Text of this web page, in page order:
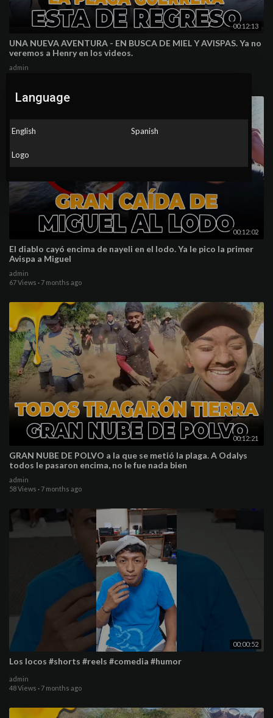
00:12:13
UNA NUEVA AVENTURA - EN BUSCA DE MIEL Y AVISPAS. Ya no
veremos a Henry en los videos.
admin
00:12:02
El diablo cayó encima de nayeli en el lodo. Ya le pico la primer
Avispa a Miguel
admin
67 Views ·7 months ago
00:12:21
GRAN NUBE DE POLVO a la que se metió la plaga. A Odalys
todos le pasaron encima, no le fue nada bien
admin
58 Views ·7 months ago
00:00:52
Los locos #shorts #reels #comedia #humor
admin
48 Views ·7 months ago
Language
English Spanish
Logo